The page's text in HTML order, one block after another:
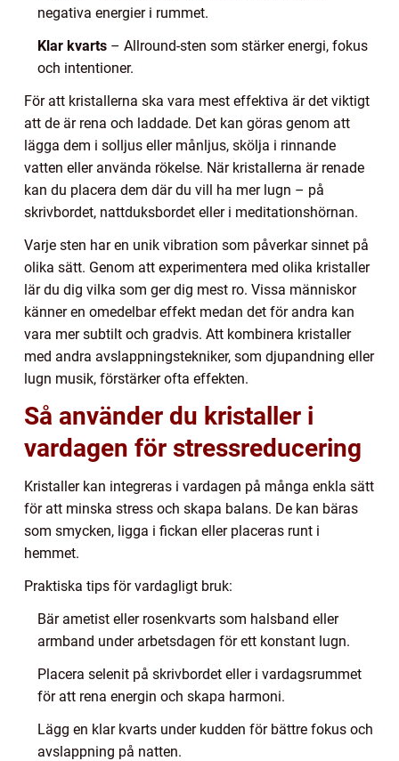
negativa energier i rummet.
Klar kvarts – Allround-sten som stärker energi, fokus
och intentioner.
För att kristallerna ska vara mest effektiva är det viktigt
att de är rena och laddade. Det kan göras genom att
lägga dem i solljus eller månljus, skölja i rinnande
vatten eller använda rökelse. När kristallerna är renade
kan du placera dem där du vill ha mer lugn – på
skrivbordet, nattduksbordet eller i meditationshörnan.
Varje sten har en unik vibration som påverkar sinnet på
olika sätt. Genom att experimentera med olika kristaller
lär du dig vilka som ger dig mest ro. Vissa människor
känner en omedelbar effekt medan det för andra kan
vara mer subtilt och gradvis. Att kombinera kristaller
med andra avslappningstekniker, som djupandning eller
lugn musik, förstärker ofta effekten.
Så använder du kristaller i
vardagen för stressreducering
Kristaller kan integreras i vardagen på många enkla sätt
för att minska stress och skapa balans. De kan bäras
som smycken, ligga i fickan eller placeras runt i
hemmet.
Praktiska tips för vardagligt bruk:
Bär ametist eller rosenkvarts som halsband eller
armband under arbetsdagen för ett konstant lugn.
Placera selenit på skrivbordet eller i vardagsrummet
för att rena energin och skapa harmoni.
Lägg en klar kvarts under kudden för bättre fokus och
avslappning på natten.